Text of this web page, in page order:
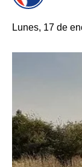
Lunes, 17 de